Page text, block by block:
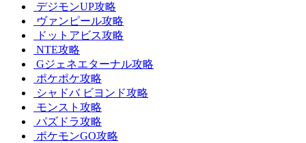
デジモンUP攻略
ヴァンピール攻略
ドットアビス攻略
NTE攻略
Gジェネエターナル攻略
ポケポケ攻略
シャドバ ビヨンド攻略
モンスト攻略
パズドラ攻略
ポケモンGO攻略